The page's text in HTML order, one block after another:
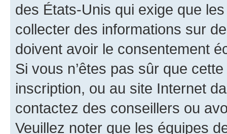
des États-Unis qui exige que
collecter des informations sur
doivent avoir le consentement
Si vous n’êtes pas sûr que
inscription, ou au site Internet
contactez des conseillers ou
Veuillez noter que les équipes